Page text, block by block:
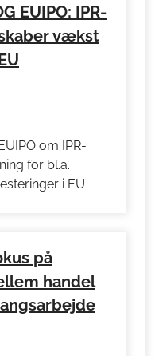
EUIPO: IPR-
vækst
om IPR-
for bl.a.
i EU
på
handel